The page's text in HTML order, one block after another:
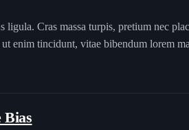
ligula. Cras massa turpis, pretium nec
ut enim tincidunt, vitae bibendum
Bias